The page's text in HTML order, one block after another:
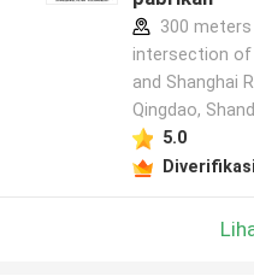
300
intersection of
and Shanghai
Qingdao,
5.0